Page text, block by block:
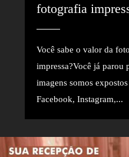
fotografia
Você sabe o valor da
impressa?Você já parou
imagens somos
Facebook, Instagram,...